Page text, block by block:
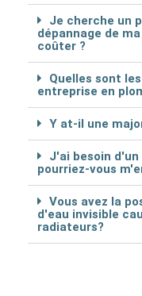
Je cherche un
dépannage de
coûter ?
Quelles sont
entreprise en
Y at-il une
J'ai besoin
pourriez-vous
Vous avez la
d'eau invisible
radiateurs?